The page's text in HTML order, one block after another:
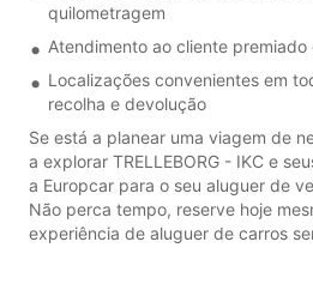
quilometragem
Atendimento ao cliente premiado
Localizações convenientes em
recolha e devolução
Se está a planear uma viagem de
a explorar TRELLEBORG - IKC e
a Europcar para o seu aluguer de
Não perca tempo, reserve hoje
experiência de aluguer de carros